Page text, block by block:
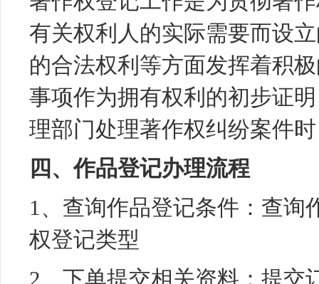
有关权利人的实际需要而设
的合法权利等方面发挥着积
事项作为拥有权利的初步证
理部门处理著作权纠纷案件
四、作品登记办理流程
1、查询作品登记条件：查询
权登记类型
2、下单提交相关资料：提交